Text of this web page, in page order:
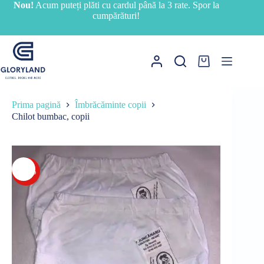
SariNou! Acum puteți plăti cu cardul până la 3 rate. Spor la
cumpărături!
Coș
Prima pagină
Îmbrăcăminte copii
Chilot bumbac, copii
-42%